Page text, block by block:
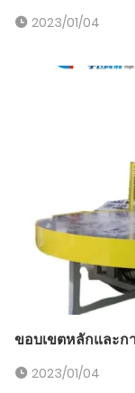
2023/01/04
ขอบเขตหลักและก
2023/01/04